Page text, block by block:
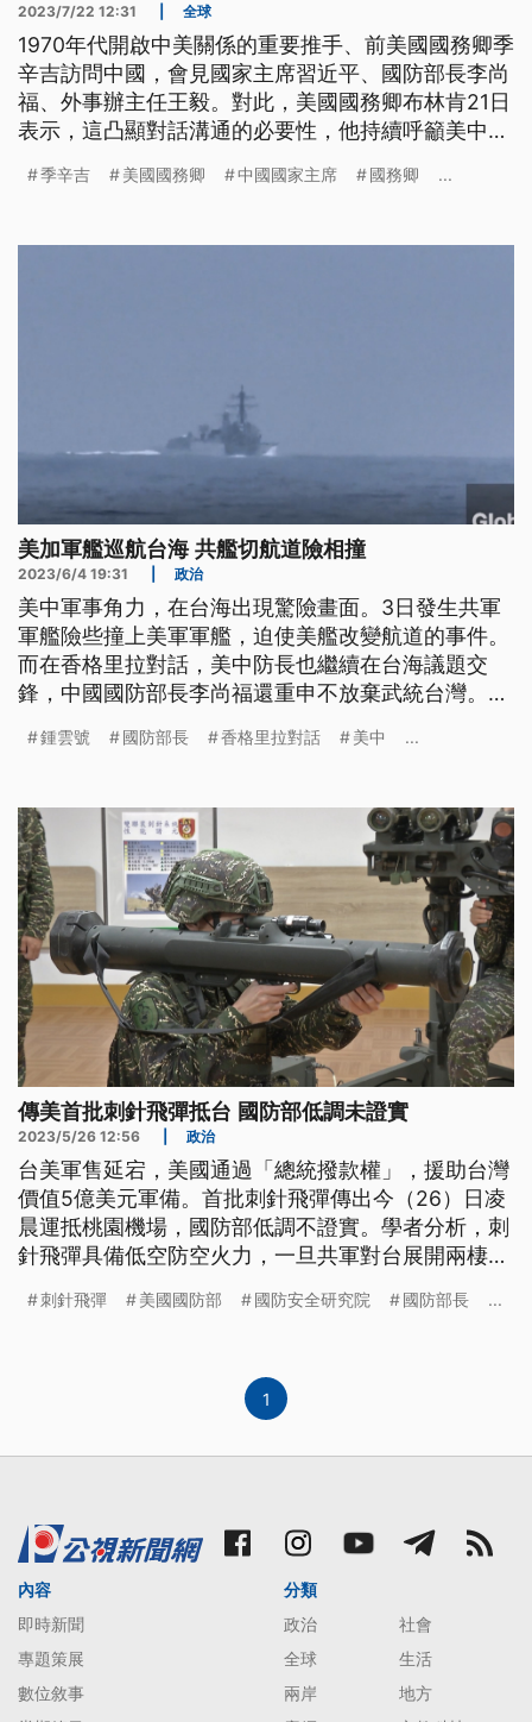
2023/7/22 12:31 全球
1970年代開啟中美關係的重要推手、前美國國務卿季
辛吉訪問中國，會見國家主席習近平、國防部長李尚
福、外事辦主任王毅。對此，美國國務卿布林肯21日
表示，這凸顯對話溝通的必要性，他持續呼籲美中恢
季辛吉 美國國務卿 中國國家主席 國務卿 ...
美加軍艦巡航台海 共艦切航道險相撞
2023/6/4 19:31 政治
美中軍事角力，在台海出現驚險畫面。3日發生共軍
軍艦險些撞上美軍軍艦，迫使美艦改變航道的事件。
而在香格里拉對話，美中防長也繼續在台海議題交
鋒，中國國防部長李尚福還重申不放棄武統台灣。學
方都希望避免台海發生衝突，仍會尋求對話的可能
鍾雲號 國防部長 香格里拉對話 美中 ...
傳美首批刺針飛彈抵台 國防部低調未證實
2023/5/26 12:56 政治
台美軍售延宕，美國通過「總統撥款權」，援助台灣
價值5億美元軍備。首批刺針飛彈傳出今（26）日凌
晨運抵桃園機場，國防部低調不證實。學者分析，刺
針飛彈具備低空防空火力，一旦共軍對台展開兩棲登
刺針飛彈 美國國防部 國防安全研究院 國防部長 ...
1
內容
即時新聞
專題策展
數位敘事
分類
政治
社會
全球
生活
兩岸
地方